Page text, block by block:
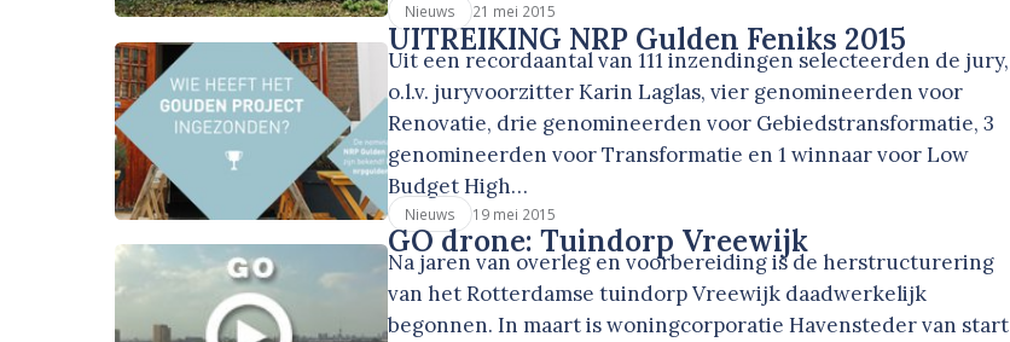
Nieuws 21 mei 2015
UITREIKING NRP Gulden Feniks 2015
Uit een recordaantal van 111 inzendingen selecteerden de jury,
o.l.v. juryvoorzitter Karin Laglas, vier genomineerden voor
Renovatie, drie genomineerden voor Gebiedstransformatie, 3
genomineerden voor Transformatie en 1 winnaar voor Low
Budget High…
Nieuws 19 mei 2015
GO drone: Tuindorp Vreewijk
Na jaren van overleg en voorbereiding is de herstructurering
van het Rotterdamse tuindorp Vreewijk daadwerkelijk
begonnen. In maart is woningcorporatie Havensteder van start